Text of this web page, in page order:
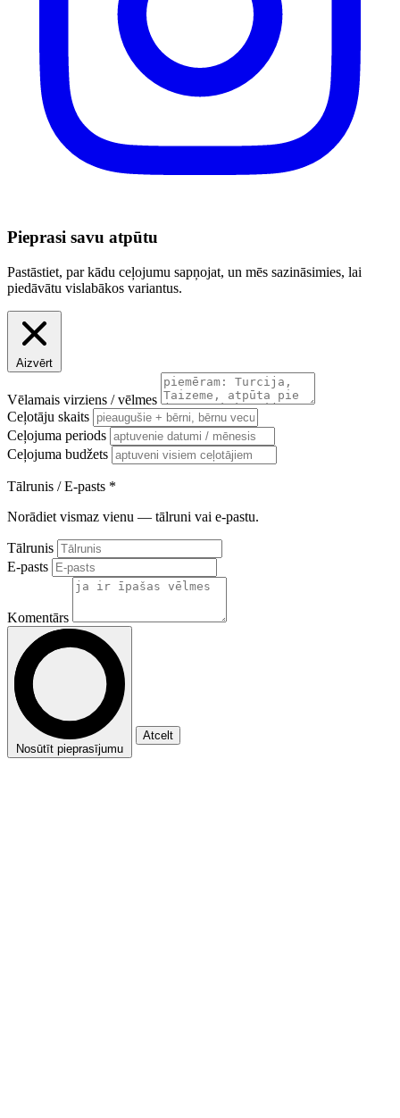
Pieprasi savu atpūtu
Pastāstiet, par kādu ceļojumu sapņojat, un mēs sazināsimies, lai
piedāvātu vislabākos variantus.
Aizvērt
Vēlamais virziens / vēlmes
Ceļotāju skaits
Ceļojuma periods
Ceļojuma budžets
Tālrunis / E-pasts *
Norādiet vismaz vienu — tālruni vai e-pastu.
Tālrunis
E-pasts
Komentārs
Nosūtīt pieprasījumu
Atcelt